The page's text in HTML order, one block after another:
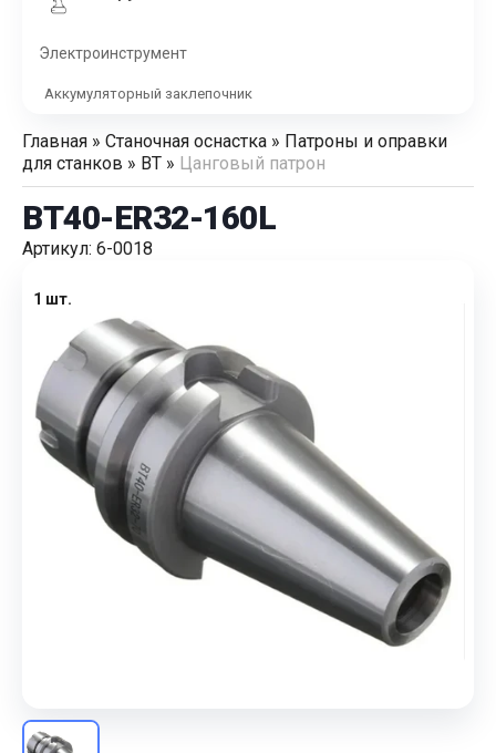
Электроинструмент
Аккумуляторный заклепочник
Главная » Станочная оснастка » Патроны и оправки
для станков » BT » Цанговый патрон
BT40-ER32-160L
Артикул: 6-0018
1 шт.